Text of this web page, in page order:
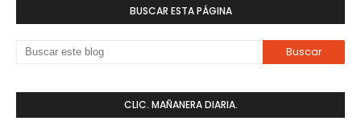
BUSCAR ESTA PÁGINA
CLIC. MAÑANERA DIARIA.